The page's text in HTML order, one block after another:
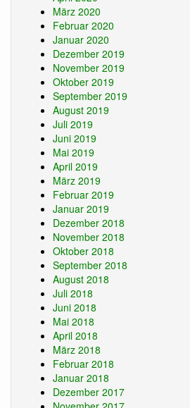
März 2020
Februar 2020
Januar 2020
Dezember 2019
November 2019
Oktober 2019
September 2019
August 2019
Juli 2019
Juni 2019
Mai 2019
April 2019
März 2019
Februar 2019
Januar 2019
Dezember 2018
November 2018
Oktober 2018
September 2018
August 2018
Juli 2018
Juni 2018
Mai 2018
April 2018
März 2018
Februar 2018
Januar 2018
Dezember 2017